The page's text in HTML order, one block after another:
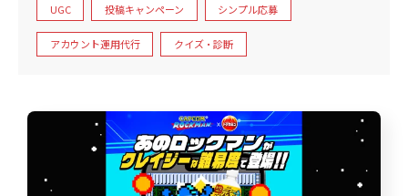
UGC 投稿キャンペーン シンプル応募
アカウント運用代行 クイズ・診断